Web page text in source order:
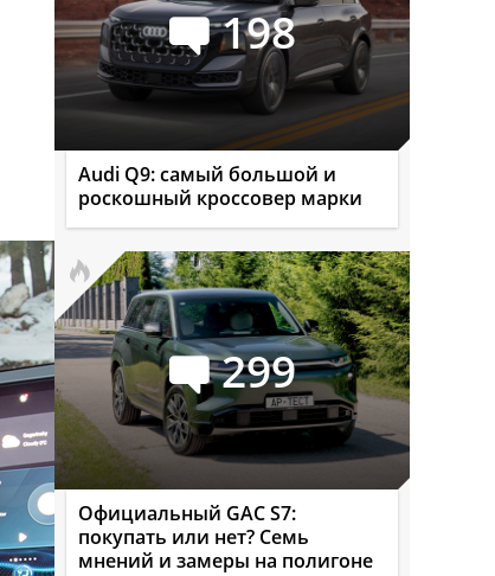
198
Audi Q9: самый большой и
роскошный кроссовер марки
299
Официальный GAC S7:
покупать или нет? Семь
мнений и замеры на полигоне